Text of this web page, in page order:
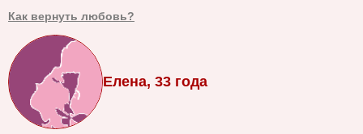
Как вернуть любовь?
Елена, 33 года